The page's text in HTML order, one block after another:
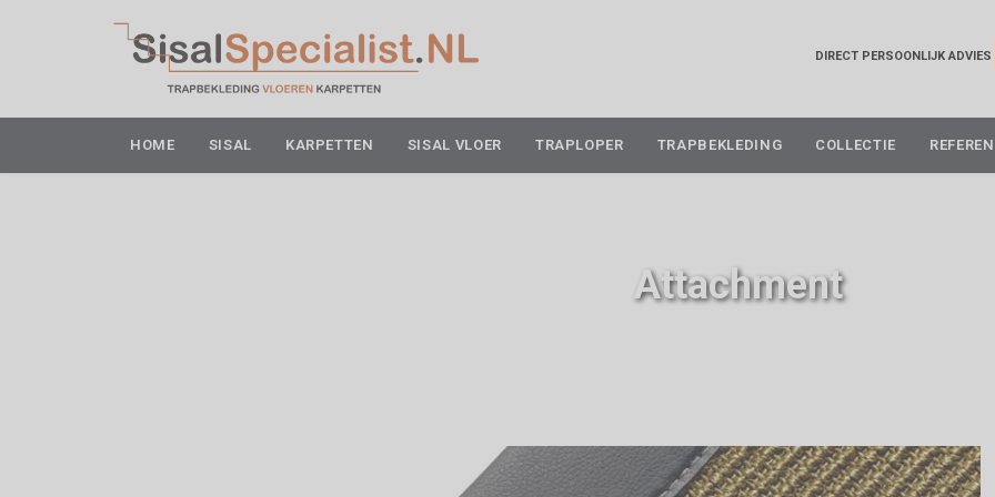
DIRECT PERSOONLIJK ADVIES
to
content
HOME SISAL KARPETTEN SISAL VLOER TRAPLOPER TRAPBEKLEDING COLLECTIE
Attachment